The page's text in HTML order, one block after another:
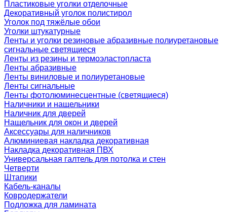
Пластиковые уголки отделочные
Декоративный уголок полистирол
Уголок под тяжёлые обои
Уголки штукатурные
Ленты и уголки резиновые абразивные полиуретановые
сигнальные светящиеся
Ленты из резины и термоэластопласта
Ленты абразивные
Ленты виниловые и полиуретановые
Ленты сигнальные
Ленты фотолюминесцентные (светящиеся)
Наличники и нащельники
Наличник для дверей
Нащельник для окон и дверей
Аксессуары для наличников
Алюминиевая накладка декоративная
Накладка декоративная ПВХ
Универсальная галтель для потолка и стен
Четверти
Штапики
Кабель-каналы
Ковродержатели
Подложка для ламината